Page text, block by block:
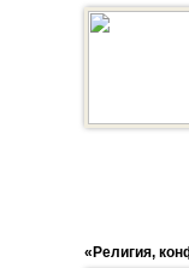
«Религия,